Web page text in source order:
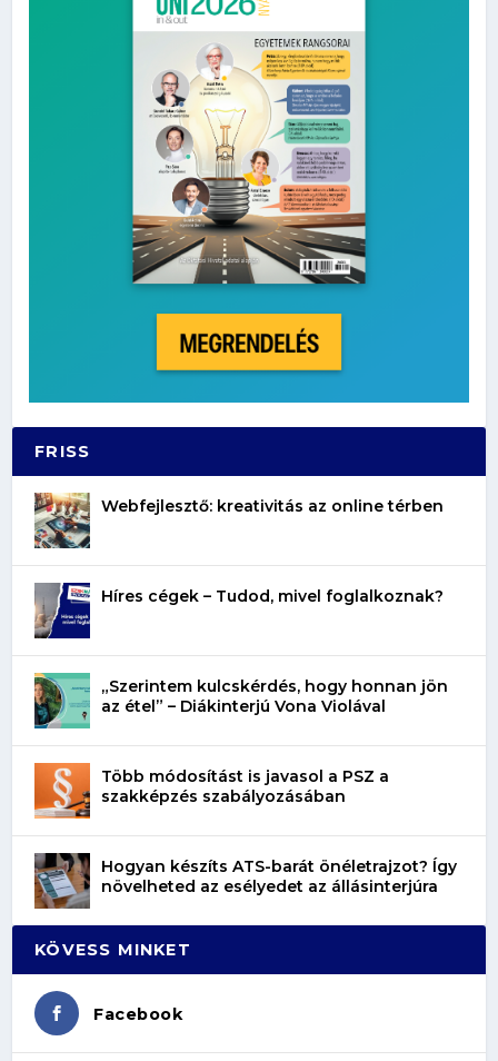
FRISS
Webfejlesztő: kreativitás az online térben
Híres cégek – Tudod, mivel foglalkoznak?
„Szerintem kulcskérdés, hogy honnan jön
az étel” – Diákinterjú Vona Violával
Több módosítást is javasol a PSZ a
szakképzés szabályozásában
Hogyan készíts ATS-barát önéletrajzot? Így
növelheted az esélyedet az állásinterjúra
KÖVESS MINKET
Facebook